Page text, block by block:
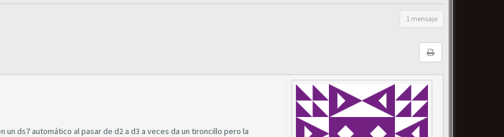
1 mensaje
ds7 automático al pasar de d2 a d3 a veces da un tironcillo pero la